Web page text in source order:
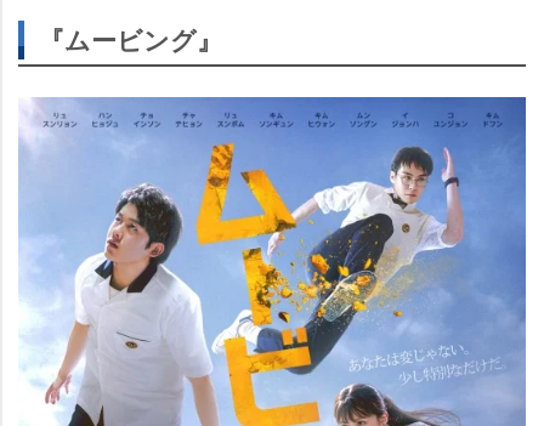
『ムービング』